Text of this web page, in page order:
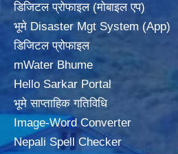
डिजिटल प्रोफाइल (मोबाइल एप)
भूमे Disaster Mgt System (App)
डिजिटल प्रोफाइल
mWater Bhume
Hello Sarkar Portal
भूमे साप्ताहिक गतिविधि
Image-Word Converter
Nepali Spell Checker